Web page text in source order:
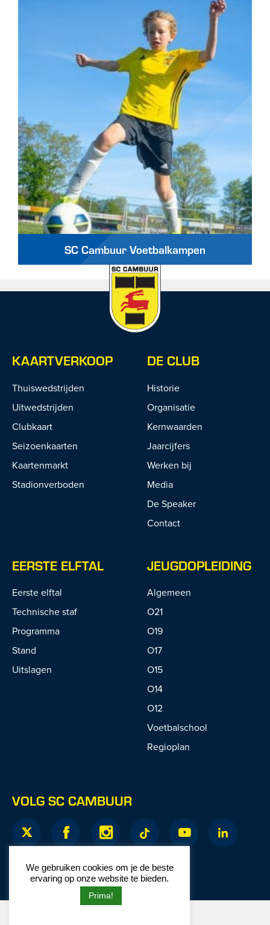
SC Cambuur Voetbalkampen
KAARTVERKOOP
Thuiswedstrijden
Uitwedstrijden
Clubkaart
Seizoenkaarten
Kaartenmarkt
Stadionverboden
DE CLUB
Historie
Organisatie
Kernwaarden
Jaarcijfers
Werken bij
Media
De Speaker
Contact
EERSTE ELFTAL
Eerste elftal
Technische staf
Programma
Stand
Uitslagen
JEUGDOPLEIDING
Algemeen
O21
O19
O17
O15
O14
O12
Voetbalschool
Regioplan
VOLG SC CAMBUUR
We gebruiken cookies om je de beste
ervaring op onze website te bieden.
Prima!